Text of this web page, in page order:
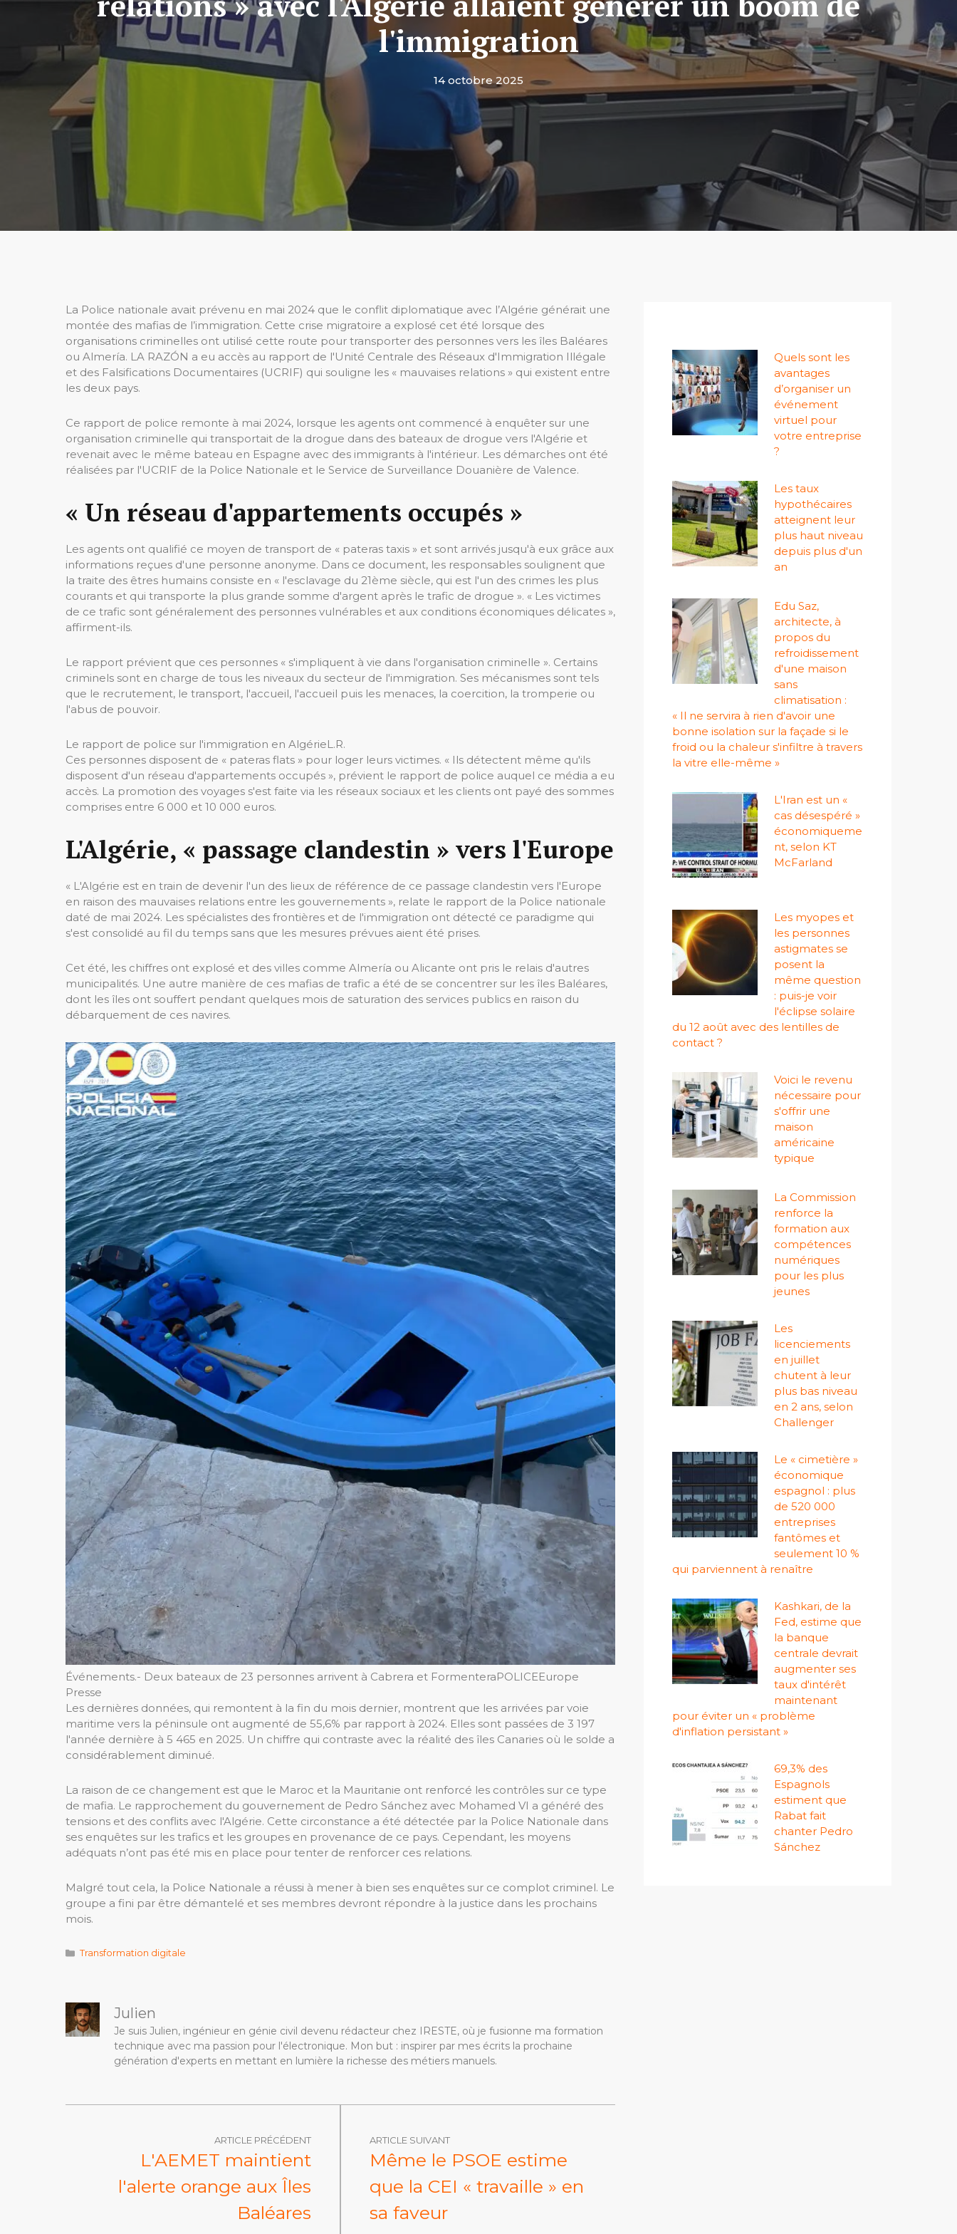
l'immigration
14 octobre 2025
La Police nationale avait prévenu en mai 2024 que le conflit diplomatique avec l’Algérie générait une
montée des mafias de l’immigration. Cette crise migratoire a explosé cet été lorsque des
organisations criminelles ont utilisé cette route pour transporter des personnes vers les îles Baléares
ou Almería. LA RAZÓN a eu accès au rapport de l'Unité Centrale des Réseaux d'Immigration Illégale
et des Falsifications Documentaires (UCRIF) qui souligne les « mauvaises relations » qui existent entre
les deux pays.
Ce rapport de police remonte à mai 2024, lorsque les agents ont commencé à enquêter sur une
organisation criminelle qui transportait de la drogue dans des bateaux de drogue vers l'Algérie et
revenait avec le même bateau en Espagne avec des immigrants à l'intérieur. Les démarches ont été
réalisées par l'UCRIF de la Police Nationale et le Service de Surveillance Douanière de Valence.
« Un réseau d'appartements occupés »
Les agents ont qualifié ce moyen de transport de « pateras taxis » et sont arrivés jusqu'à eux grâce aux
informations reçues d'une personne anonyme. Dans ce document, les responsables soulignent que
la traite des êtres humains consiste en « l'esclavage du 21ème siècle, qui est l'un des crimes les plus
courants et qui transporte la plus grande somme d'argent après le trafic de drogue ». « Les victimes
de ce trafic sont généralement des personnes vulnérables et aux conditions économiques délicates »,
affirment-ils.
Le rapport prévient que ces personnes « s'impliquent à vie dans l'organisation criminelle ». Certains
criminels sont en charge de tous les niveaux du secteur de l'immigration. Ses mécanismes sont tels
que le recrutement, le transport, l'accueil, l'accueil puis les menaces, la coercition, la tromperie ou
l'abus de pouvoir.
Le rapport de police sur l'immigration en AlgérieL.R.
Ces personnes disposent de « pateras flats » pour loger leurs victimes. « Ils détectent même qu'ils
disposent d'un réseau d'appartements occupés », prévient le rapport de police auquel ce média a eu
accès. La promotion des voyages s'est faite via les réseaux sociaux et les clients ont payé des sommes
comprises entre 6 000 et 10 000 euros.
L'Algérie, « passage clandestin » vers l'Europe
« L'Algérie est en train de devenir l'un des lieux de référence de ce passage clandestin vers l'Europe
en raison des mauvaises relations entre les gouvernements », relate le rapport de la Police nationale
daté de mai 2024. Les spécialistes des frontières et de l'immigration ont détecté ce paradigme qui
s'est consolidé au fil du temps sans que les mesures prévues aient été prises.
Cet été, les chiffres ont explosé et des villes comme Almería ou Alicante ont pris le relais d'autres
municipalités. Une autre manière de ces mafias de trafic a été de se concentrer sur les îles Baléares,
dont les îles ont souffert pendant quelques mois de saturation des services publics en raison du
débarquement de ces navires.
Événements.- Deux bateaux de 23 personnes arrivent à Cabrera et FormenteraPOLICEEurope
Presse
Les dernières données, qui remontent à la fin du mois dernier, montrent que les arrivées par voie
maritime vers la péninsule ont augmenté de 55,6% par rapport à 2024. Elles sont passées de 3 197
l'année dernière à 5 465 en 2025. Un chiffre qui contraste avec la réalité des îles Canaries où le solde a
considérablement diminué.
La raison de ce changement est que le Maroc et la Mauritanie ont renforcé les contrôles sur ce type
de mafia. Le rapprochement du gouvernement de Pedro Sánchez avec Mohamed VI a généré des
tensions et des conflits avec l'Algérie. Cette circonstance a été détectée par la Police Nationale dans
ses enquêtes sur les trafics et les groupes en provenance de ce pays. Cependant, les moyens
adéquats n’ont pas été mis en place pour tenter de renforcer ces relations.
Malgré tout cela, la Police Nationale a réussi à mener à bien ses enquêtes sur ce complot criminel. Le
groupe a fini par être démantelé et ses membres devront répondre à la justice dans les prochains
mois.
Catégories
Transformation digitale
Julien
Je suis Julien, ingénieur en génie civil devenu rédacteur chez IRESTE, où je fusionne ma formation
technique avec ma passion pour l'électronique. Mon but : inspirer par mes écrits la prochaine
génération d'experts en mettant en lumière la richesse des métiers manuels.
ARTICLE PRÉCÉDENT
L'AEMET maintient
l'alerte orange aux Îles
Baléares
ARTICLE SUIVANT
Même le PSOE estime
que la CEI « travaille » en
sa faveur
Quels sont les
avantages
d’organiser un
événement
virtuel pour
votre entreprise
?
Les taux
hypothécaires
atteignent leur
plus haut niveau
depuis plus d'un
an
Edu Saz,
architecte, à
propos du
refroidissement
d'une maison
sans
climatisation :
« Il ne servira à rien d'avoir une
bonne isolation sur la façade si le
froid ou la chaleur s'infiltre à travers
la vitre elle-même »
L'Iran est un «
cas désespéré »
économiqueme
nt, selon KT
McFarland
Les myopes et
les personnes
astigmates se
posent la
même question
: puis-je voir
l'éclipse solaire
du 12 août avec des lentilles de
contact ?
Voici le revenu
nécessaire pour
s'offrir une
maison
américaine
typique
La Commission
renforce la
formation aux
compétences
numériques
pour les plus
jeunes
Les
licenciements
en juillet
chutent à leur
plus bas niveau
en 2 ans, selon
Challenger
Le « cimetière »
économique
espagnol : plus
de 520 000
entreprises
fantômes et
seulement 10 %
qui parviennent à renaître
Kashkari, de la
Fed, estime que
la banque
centrale devrait
augmenter ses
taux d'intérêt
maintenant
pour éviter un « problème
d'inflation persistant »
69,3% des
Espagnols
estiment que
Rabat fait
chanter Pedro
Sánchez